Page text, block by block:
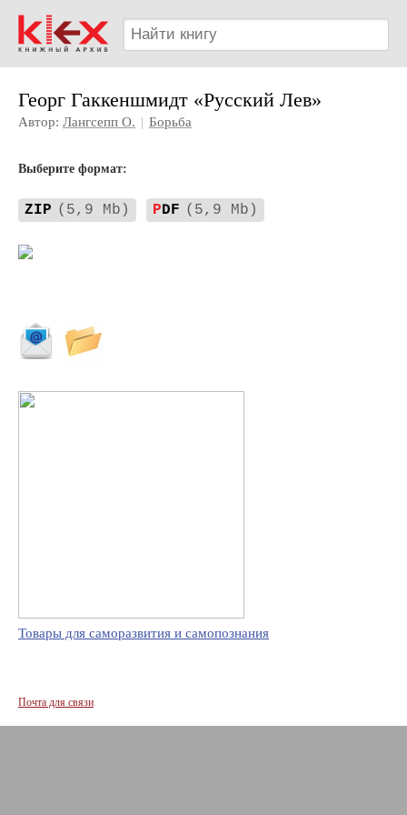
Георг Гаккеншмидт «Русский Лев»
Автор: Лангсепп О. | Борьба
Выберите формат:
ZIP (5,9 Mb) PDF (5,9 Mb)
Товары для саморазвития и самопознания
Почта для связи